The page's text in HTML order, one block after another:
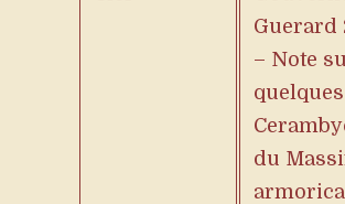
Guerard
– Note
quelques
du